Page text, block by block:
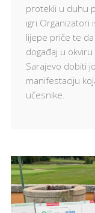
protekli u duhu
igri.Organizatori
lijepe priče te
događaj u okviru
Sarajevo dobiti
manifestaciju
učesnike.